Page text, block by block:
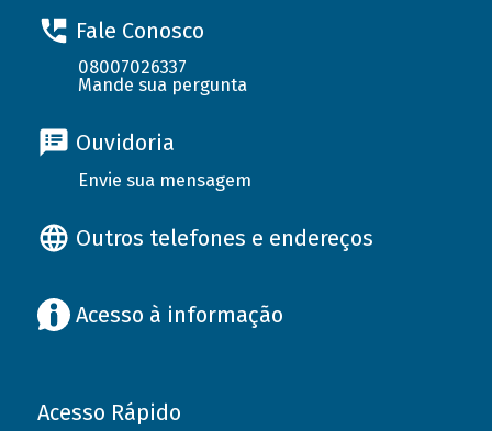
Fale Conosco
08007026337
Mande sua pergunta
Ouvidoria
Envie sua mensagem
Outros telefones e endereços
Acesso à informação
Acesso Rápido